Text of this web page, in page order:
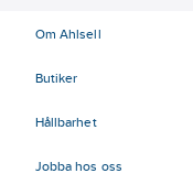
Om Ahlsell
Butiker
Hållbarhet
Jobba hos oss